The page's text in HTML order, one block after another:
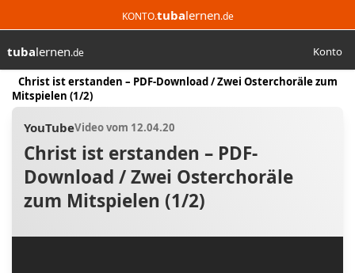
KONTO.tubalernen.de
tubalernen.de Suchen
Konto
Start
Christ ist erstanden – PDF-Download / Zwei Osterchoräle zum
Mitspielen (1/2)
YouTubeVideo vom 12.04.20
Christ ist erstanden – PDF-
Download / Zwei Osterchoräle
zum Mitspielen (1/2)